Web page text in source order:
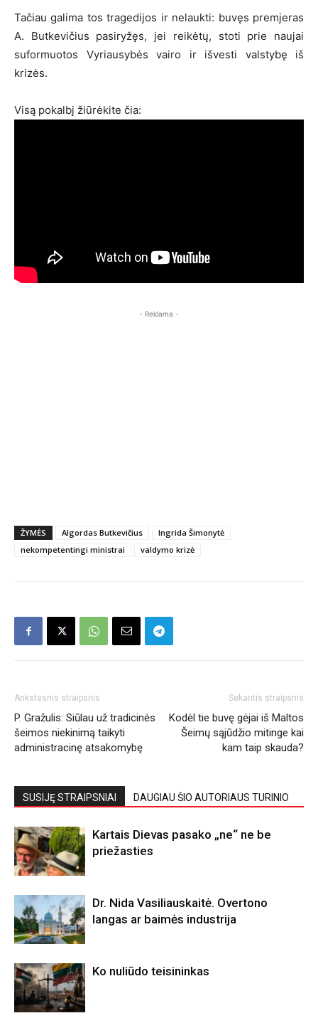
Tačiau galima tos tragedijos ir nelaukti: buvęs premjeras
A. Butkevičius pasiryžęs, jei reikėtų, stoti prie naujai
suformuotos Vyriausybės vairo ir išvesti valstybę iš
krizės.
Visą pokalbį žiūrėkite čia:
- Reklama -
ŽYMĖS Algordas Butkevičius
Ingrida Šimonytė
nekompetentingi ministrai
valdymo krizė
Ankstesnis straipsnis
P. Gražulis: Siūlau už tradicinės
šeimos niekinimą taikyti
administracinę atsakomybę
Sekantis straipsnis
Kodėl tie buvę gėjai iš Maltos
Šeimų sąjūdžio mitinge kai
kam taip skauda?
SUSIJĘ STRAIPSNIAI DAUGIAU ŠIO AUTORIAUS TURINIO
Kartais Dievas pasako „ne“ ne be
priežasties
Dr. Nida Vasiliauskaitė. Overtono
langas ar baimės industrija
Ko nuliūdo teisininkas